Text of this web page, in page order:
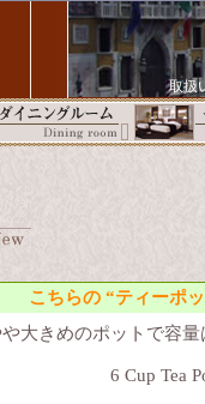
取扱
こちらの “ティーポ
大きめのポットで容量
6 Cup Tea